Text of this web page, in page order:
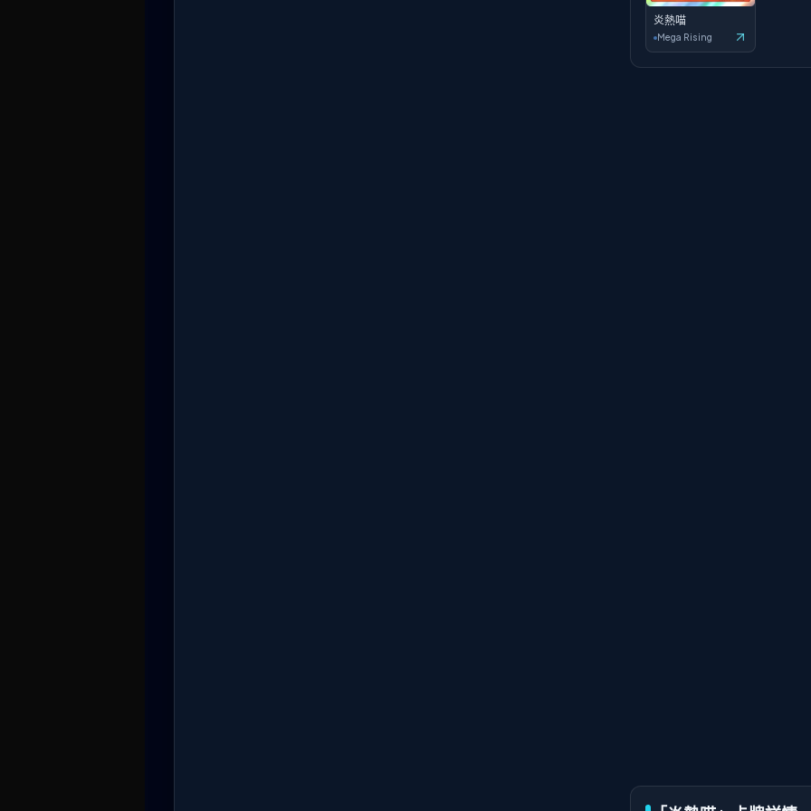
炎熱喵
Mega Rising